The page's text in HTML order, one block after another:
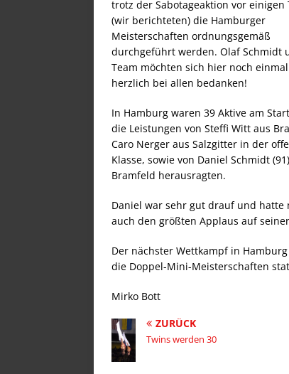
trotz der Sabotageaktion vor einigen
(wir berichteten) die Hamburger
Meisterschaften ordnungsgemäß
durchgeführt werden. Olaf Schmidt
Team möchten sich hier noch
herzlich bei allen bedanken!
In Hamburg waren 39 Aktive am
die Leistungen von Steffi Witt aus
Caro Nerger aus Salzgitter in der
Klasse, sowie von Daniel Schmidt
Bramfeld herausragten.
Daniel war sehr gut drauf und hatte
auch den größten Applaus auf
Der nächster Wettkampf in
die Doppel-Mini-Meisterschaften
Mirko Bott
ZURÜCK
Twins werden 30